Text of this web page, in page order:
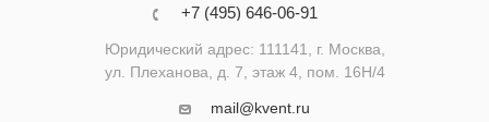
+7 (495) 646-06-91
Юридический адрес: 111141, г. Москва,
ул. Плеханова, д. 7, этаж 4, пом. 16Н/4
mail@kvent.ru